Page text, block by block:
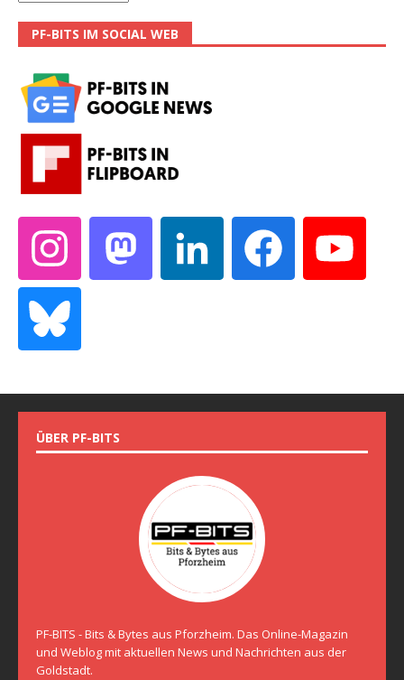
PF-BITS IM SOCIAL WEB
ÜBER PF-BITS
PF-BITS - Bits & Bytes aus Pforzheim. Das Online-Magazin
und Weblog mit aktuellen News und Nachrichten aus der
Goldstadt.